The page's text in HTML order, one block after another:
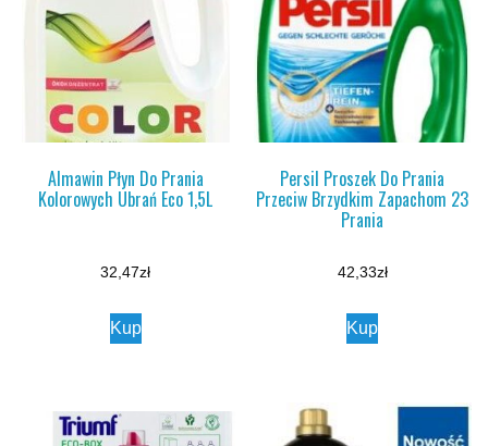
Almawin Płyn Do Prania
Kolorowych Ubrań Eco 1,5L
32,47zł
Kup
Persil Proszek Do Prania
Przeciw Brzydkim Zapachom 23
Prania
42,33zł
Kup